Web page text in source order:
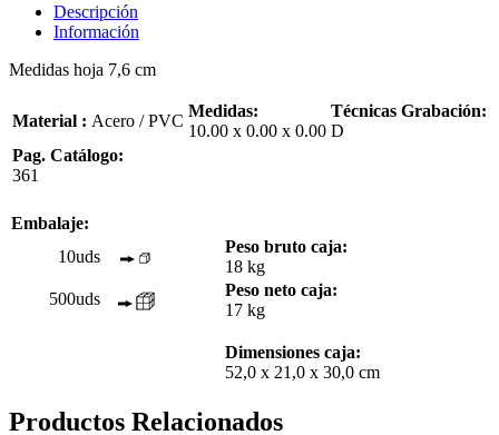
Descripción
Información
Medidas hoja 7,6 cm
Material : Acero / PVC
Medidas:
10.00 x 0.00 x 0.00
Técnicas Grabación:
D
Pag. Catálogo:
361
Embalaje:
10uds
Peso bruto caja:
18 kg
500uds
Peso neto caja:
17 kg
Dimensiones caja:
52,0 x 21,0 x 30,0 cm
Productos Relacionados